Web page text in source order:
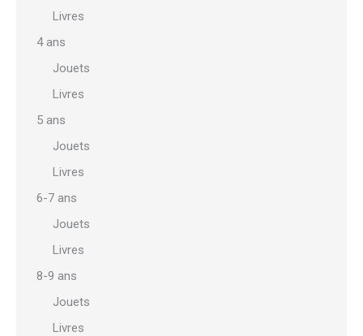
Livres
4 ans
Jouets
Livres
5 ans
Jouets
Livres
6-7 ans
Jouets
Livres
8-9 ans
Jouets
Livres